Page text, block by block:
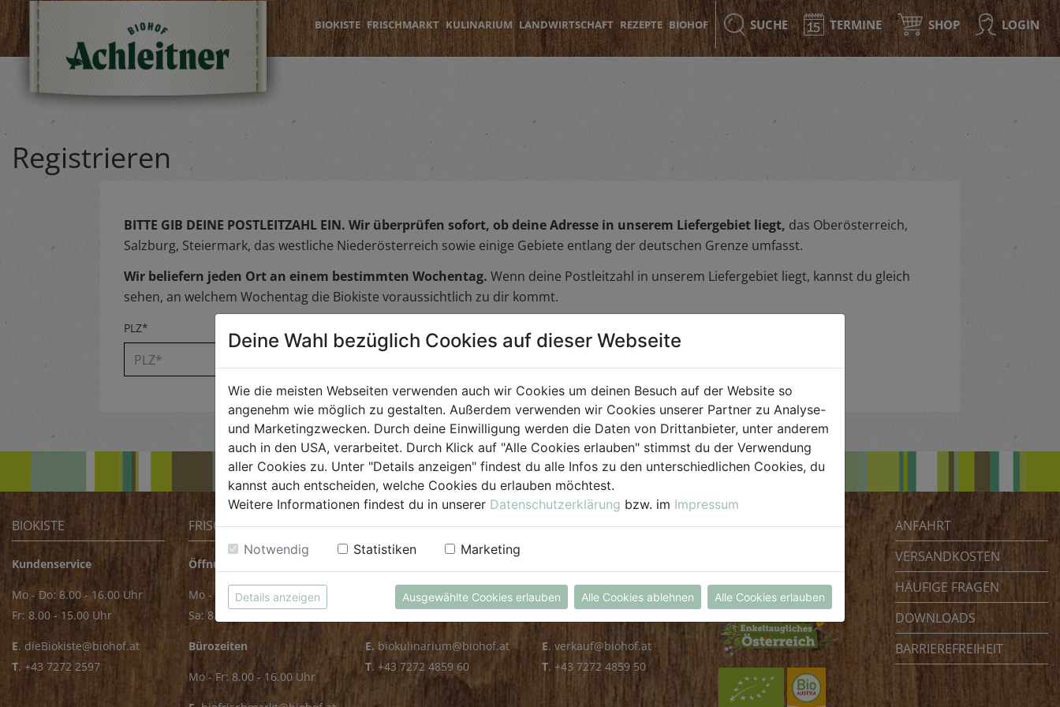
BIOKISTE FRISCHMARKT KULINARIUM LANDWIRTSCHAFT REZEPTE BIOHOF SUCHE TERMINE SHOP LOGIN
Registrieren
BITTE GIB DEINE POSTLEITZAHL EIN. Wir überprüfen sofort, ob deine Adresse in unserem Liefergebiet liegt, das Oberösterreich,
Salzburg, Steiermark, das westliche Niederösterreich sowie einige Gebiete entlang der deutschen Grenze umfasst.
Wir beliefern jeden Ort an einem bestimmten Wochentag. Wenn deine Postleitzahl in unserem Liefergebiet liegt, kannst du gleich
sehen, an welchem Wochentag die Biokiste voraussichtlich zu dir kommt.
PLZ*
BIOKISTE
Kundenservice
Mo - Do: 8.00 - 16.00 Uhr
Fr: 8.00 - 15.00 Uhr
E. dieBiokiste@biohof.at
T. +43 7272 2597
FRISCHMARKT
Öffnungszeiten
Mo - Fr: 8.00 - 18.00 Uhr
Sa: 8.00 - 14.00 Uhr
Bürozeiten
Mo - Fr: 8.00 - 16.00 Uhr
KULINARIUM
Mo - Fr: 8.00 - 14.30 Uhr
E. biokulinarium@biohof.at
T. +43 7272 4859 60
GROSSHANDEL
Mo - Do: 8.00 - 16.00 Uhr
E. verkauf@biohof.at
T. +43 7272 4859 50
Biohof Achleitner
4070 Eferding
Österreich
ANFAHRT
VERSANDKOSTEN
HÄUFIGE FRAGEN
DOWNLOADS
BARRIEREFREIHEIT
Deine Wahl bezüglich Cookies auf dieser Webseite
Wie die meisten Webseiten verwenden auch wir Cookies um deinen Besuch auf der Website so
angenehm wie möglich zu gestalten. Außerdem verwenden wir Cookies unserer Partner zu Analyse-
und Marketingzwecken. Durch deine Einwilligung werden die Daten von Drittanbieter, unter anderem
auch in den USA, verarbeitet. Durch Klick auf "Alle Cookies erlauben" stimmst du der Verwendung
aller Cookies zu. Unter "Details anzeigen" findest du alle Infos zu den unterschiedlichen Cookies, du
kannst auch entscheiden, welche Cookies du erlauben möchtest.
Weitere Informationen findest du in unserer Datenschutzerklärung bzw. im Impressum
Notwendig Statistiken Marketing
Details anzeigen Ausgewählte Cookies erlauben Alle Cookies ablehnen Alle Cookies erlauben